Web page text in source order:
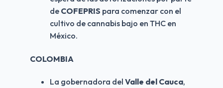
de COFEPRIS para comenzar con el
cultivo de cannabis bajo en THC en
México.
COLOMBIA
La gobernadora del Valle del Cauca